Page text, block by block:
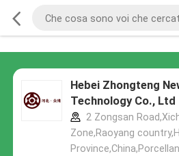
Hebei Zhongteng
Technology Co., Ltd
2 Zongsan
Zone,Raoyang